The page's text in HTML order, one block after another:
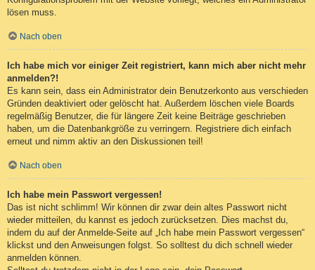
lösen muss.
Nach oben
Ich habe mich vor einiger Zeit registriert, kann mich aber nicht mehr
anmelden?!
Es kann sein, dass ein Administrator dein Benutzerkonto aus verschieden
Gründen deaktiviert oder gelöscht hat. Außerdem löschen viele Boards
regelmäßig Benutzer, die für längere Zeit keine Beiträge geschrieben
haben, um die Datenbankgröße zu verringern. Registriere dich einfach
erneut und nimm aktiv an den Diskussionen teil!
Nach oben
Ich habe mein Passwort vergessen!
Das ist nicht schlimm! Wir können dir zwar dein altes Passwort nicht
wieder mitteilen, du kannst es jedoch zurücksetzen. Dies machst du,
indem du auf der Anmelde-Seite auf „Ich habe mein Passwort vergessen“
klickst und den Anweisungen folgst. So solltest du dich schnell wieder
anmelden können.